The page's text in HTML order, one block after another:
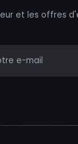
et les offres